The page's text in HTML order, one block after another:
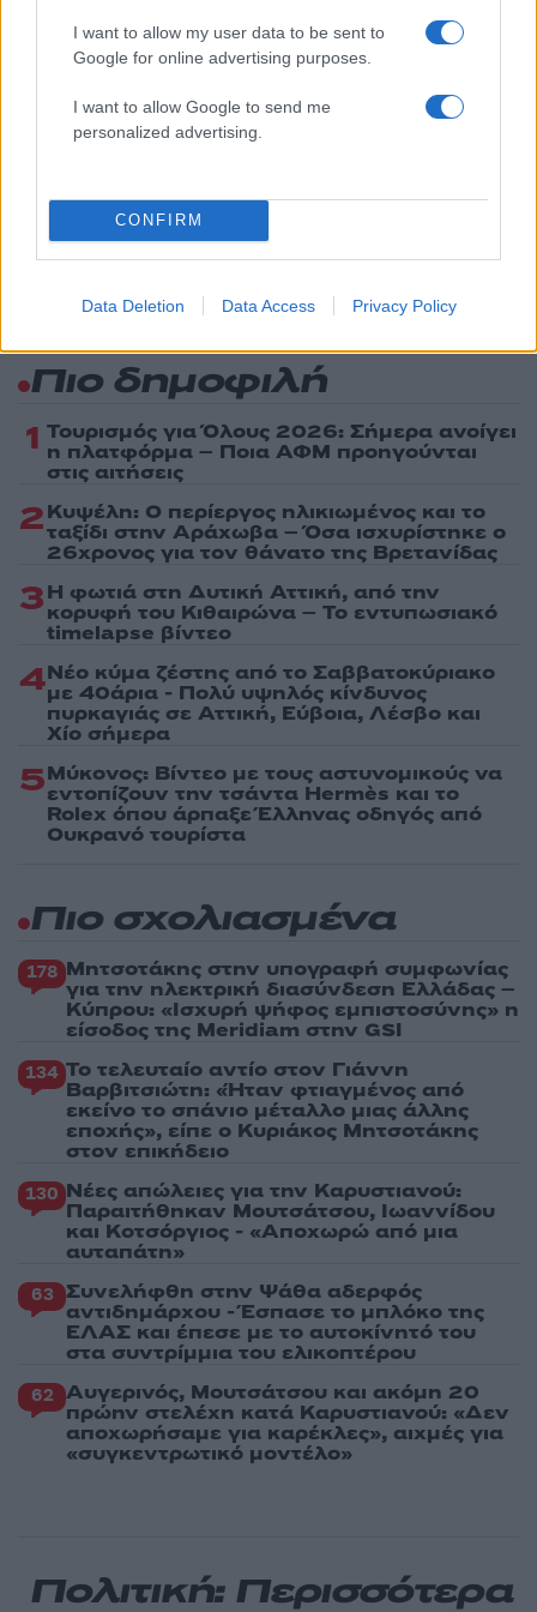
I want to allow my user data to be sent to
Google for online advertising purposes.
I want to allow Google to send me
personalized advertising.
CONFIRM
Data Deletion Data Access Privacy Policy
Πολιτική
ΕΞΕΤΑΣΤΙΚΗ ΕΠΙΤΡΟΠΗ
Share:
ενημερωθείτε πρώτοι για όλη την ειδησεογραφία και τα
τελευταία νέατης ημέρας
Πιο δημοφιλή
1 Τουρισμός για Όλους 2026: Σήμερα ανοίγει
η πλατφόρμα – Ποια ΑΦΜ προηγούνται
στις αιτήσεις
2Κυψέλη: Ο περίεργος ηλικιωμένος και το
ταξίδι στην Αράχωβα – Όσα ισχυρίστηκε ο
26χρονος για τον θάνατο της Βρετανίδας
3Η φωτιά στη Δυτική Αττική, από την
κορυφή του Κιθαιρώνα – Το εντυπωσιακό
timelapse βίντεο
4Νέο κύμα ζέστης από το Σαββατοκύριακο
με 40άρια - Πολύ υψηλός κίνδυνος
πυρκαγιάς σε Αττική, Εύβοια, Λέσβο και
Χίο σήμερα
5Μύκονος: Βίντεο με τους αστυνομικούς να
εντοπίζουν την τσάντα Hermès και το
Rolex όπου άρπαξε Έλληνας οδηγός από
Ουκρανό τουρίστα
Πιο σχολιασμένα
178 Μητσοτάκης στην υπογραφή συμφωνίας
για την ηλεκτρική διασύνδεση Ελλάδας –
Κύπρου: «Ισχυρή ψήφος εμπιστοσύνης» η
είσοδος της Meridiam στην GSI
134 Το τελευταίο αντίο στον Γιάννη
Βαρβιτσιώτη: «Ήταν φτιαγμένος από
εκείνο το σπάνιο μέταλλο μιας άλλης
εποχής», είπε ο Κυριάκος Μητσοτάκης
στον επικήδειο
130 Νέες απώλειες για την Καρυστιανού:
Παραιτήθηκαν Μουτσάτσου, Ιωαννίδου
και Κοτσόργιος - «Αποχωρώ από μια
αυταπάτη»
63 Συνελήφθη στην Ψάθα αδερφός
αντιδημάρχου - Έσπασε το μπλόκο της
ΕΛΑΣ και έπεσε με το αυτοκίνητό του
στα συντρίμμια του ελικοπτέρου
62 Αυγερινός, Μουτσάτσου και ακόμη 20
πρώην στελέχη κατά Καρυστιανού: «Δεν
αποχωρήσαμε για καρέκλες», αιχμές για
«συγκεντρωτικό μοντέλο»
Πολιτική: Περισσότερα